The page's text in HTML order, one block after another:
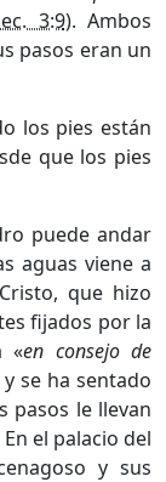
3:9). Ambos
pasos eran un
los pies están
que los pies
puede andar
aguas viene a
que hizo
fijados por la
«en consejo de
y se ha sentado
pasos le llevan
el palacio del
y sus